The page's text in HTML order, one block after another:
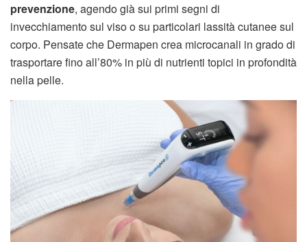
prevenzione, agendo già sui primi segni di
invecchiamento sul viso o su particolari lassità cutanee sul
corpo. Pensate che Dermapen crea microcanali in grado di
trasportare fino all’80% in più di nutrienti topici in profondità
nella pelle.